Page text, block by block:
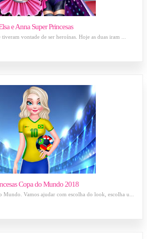
e Anna Super Princesas
vontade de ser heroínas. Hoje as duas iram ...
Copa do Mundo 2018
Mundo. Vamos ajudar com escolha do look, escolha u...